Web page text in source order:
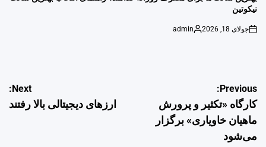
نیکوتین
on
جولای 18, 2026
Posted
admin
راهبری
نوشته
Previous:
کارگاه «تکثیر و پرورش
ماهیان خاویاری» برگزار
می‌شود
Next:
ارزهای دیجیتالی بالا رفتند